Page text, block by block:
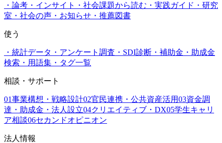
・ 論考・インサイト ・ 社会課題から読む ・ 実践ガイド ・ 研究
室 ・ 社会の声 ・ お知らせ ・ 推薦図書
使う
・ 統計データ ・ アンケート調査 ・ SDI診断 ・ 補助金・助成金
検索 ・ 用語集 ・ タグ一覧
相談・サポート
01事業構想・戦略設計02官民連携・公共資産活用03資金調
達・助成金・法人設立04クリエイティブ・DX05学生キャリ
ア相談06セカンドオピニオン
法人情報